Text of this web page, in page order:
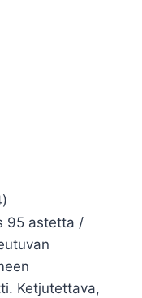
95 astetta /
Ketjutettava,